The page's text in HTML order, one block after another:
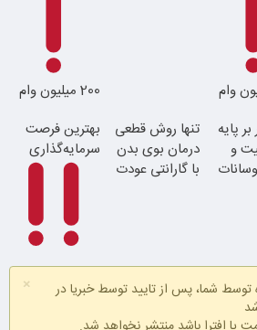
آبان
200 میلیون وام
در آبان تتر احراز
هویت کن
پایه
و
تنها روش قطعی
درمان بوی بدن
با گارانتی عودت
بهترین فرصت
سرمایه‌گذاری
با 100 هزار تومان
طلا بخر
×
شما، پس از تایید توسط خبریا در